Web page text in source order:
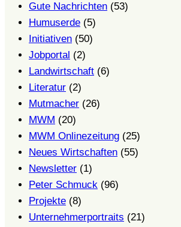
gesund
Gute Nachrichten (53)
Humuserde (5)
Initiativen (50)
Jobportal (2)
Landwirtschaft (6)
Literatur (2)
Mutmacher (26)
MWM (20)
MWM Onlinezeitung (25)
Neues Wirtschaften (55)
Newsletter (1)
Peter Schmuck (96)
Projekte (8)
Unternehmerportraits (21)